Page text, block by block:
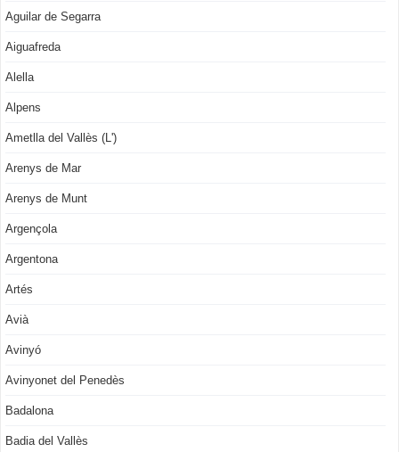
Aguilar de Segarra
Aiguafreda
Alella
Alpens
Ametlla del Vallès (L')
Arenys de Mar
Arenys de Munt
Argençola
Argentona
Artés
Avià
Avinyó
Avinyonet del Penedès
Badalona
Badia del Vallès